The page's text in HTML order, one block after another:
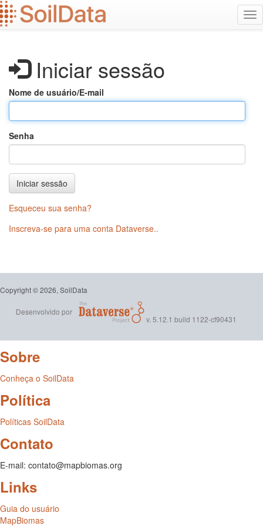
Ir
para
o
Iniciar sessão
Nome de usuário/E-mail
Senha
Iniciar sessão
Esqueceu sua senha?
Inscreva-se para uma conta Dataverse..
Copyright © 2026, SoilData
Desenvolvido por
v. 5.12.1 build 1122-cf90431
Sobre
Conheça o SoilData
Política
Políticas SoilData
Contato
E-mail: contato@mapbiomas.org
Links
Guia do usuário
MapBiomas